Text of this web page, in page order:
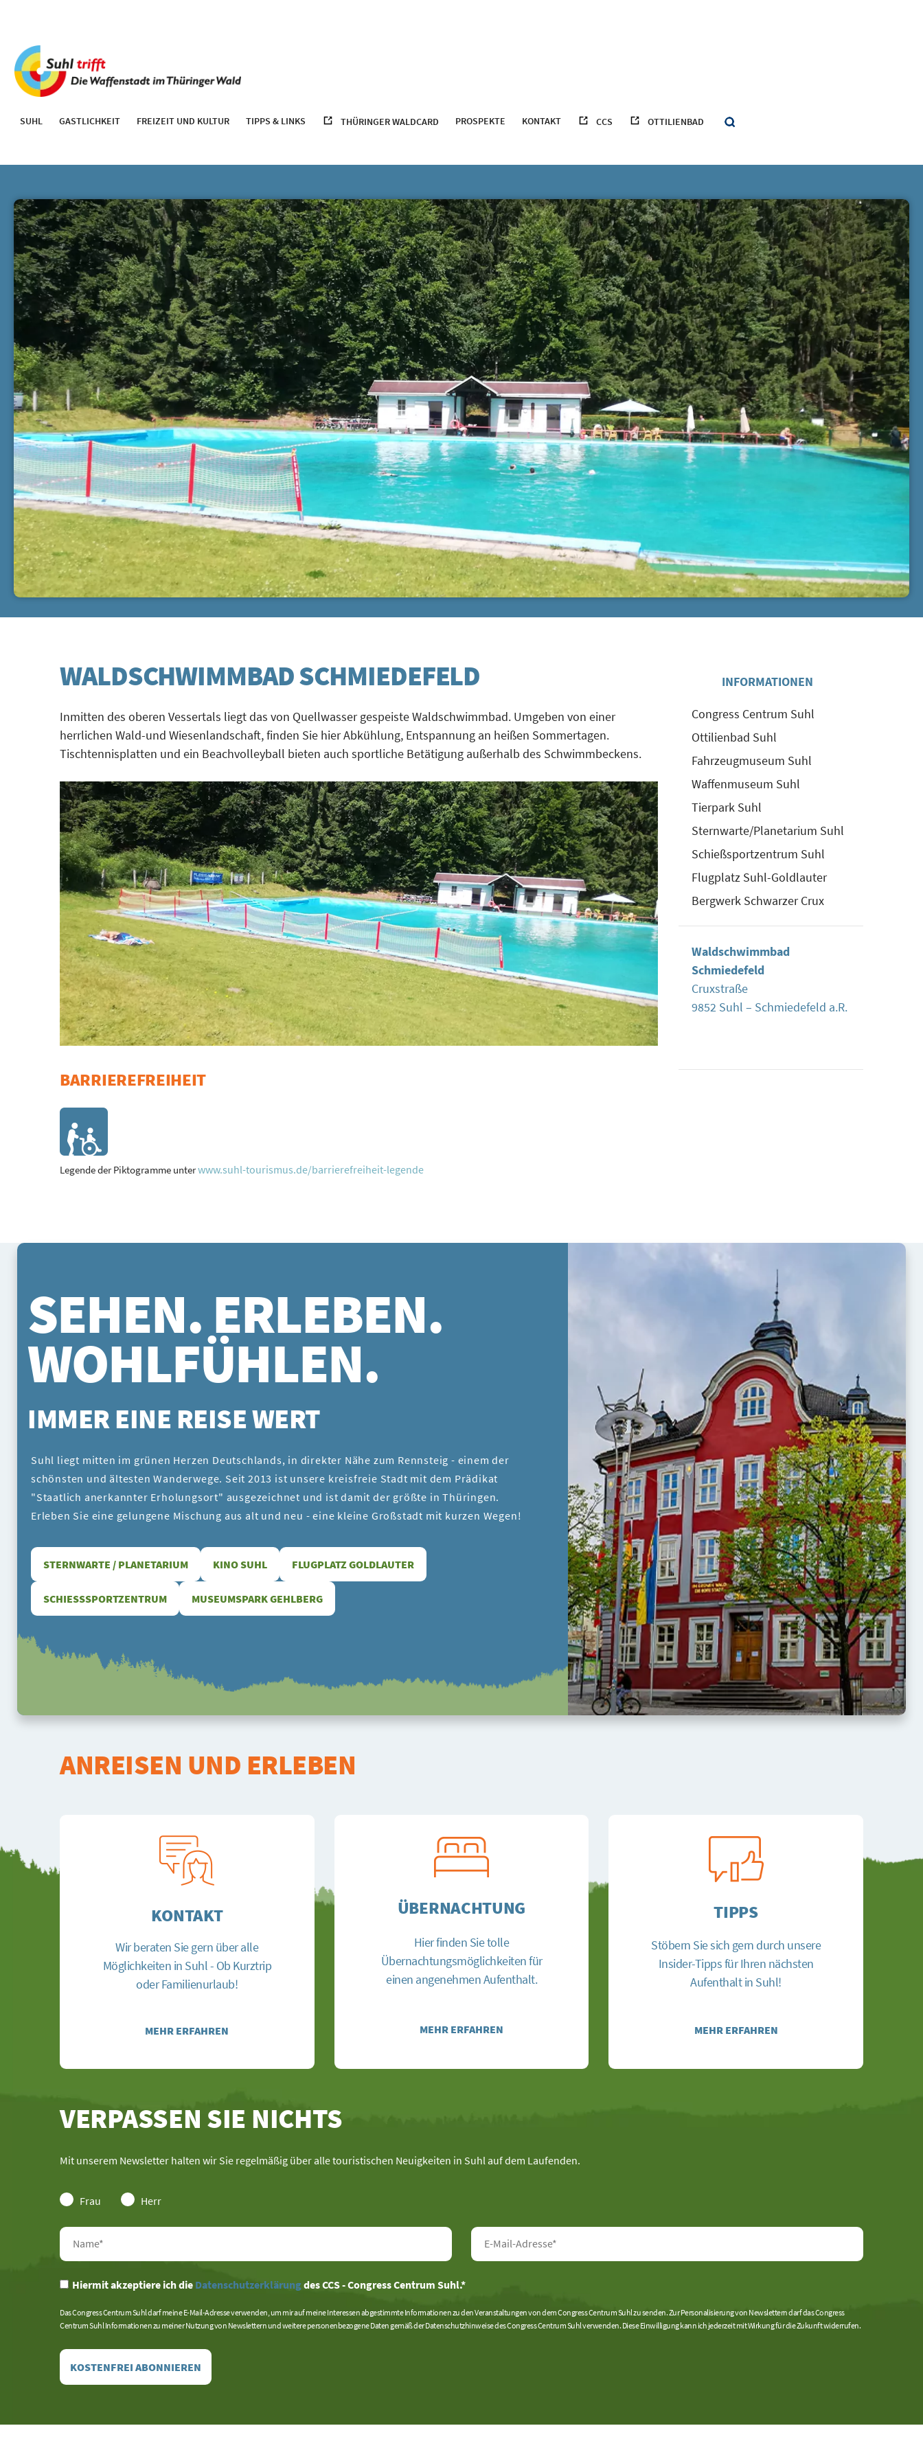
SUHL GASTLICHKEIT FREIZEIT UND KULTUR TIPPS & LINKS THÜRINGER WALDCARD PROSPEKTE KONTAKT CCS OTTILIENBAD
WALDSCHWIMMBAD SCHMIEDEFELD
Inmitten des oberen Vessertals liegt das von Quellwasser gespeiste Waldschwimmbad. Umgeben von einer
herrlichen Wald-und Wiesenlandschaft, finden Sie hier Abkühlung, Entspannung an heißen Sommertagen.
Tischtennisplatten und ein Beachvolleyball bieten auch sportliche Betätigung außerhalb des Schwimmbeckens.
BARRIEREFREIHEIT
Legende der Piktogramme unterwww.suhl-tourismus.de/barrierefreiheit-legende
INFORMATIONEN
Congress Centrum Suhl
Ottilienbad Suhl
Fahrzeugmuseum Suhl
Waffenmuseum Suhl
Tierpark Suhl
Sternwarte/Planetarium Suhl
Schießsportzentrum Suhl
Flugplatz Suhl-Goldlauter
Bergwerk Schwarzer Crux
Waldschwimmbad
Schmiedefeld
Cruxstraße
9852 Suhl – Schmiedefeld a.R.
SEHEN. ERLEBEN.
WOHLFÜHLEN.
IMMER EINE REISE WERT
Suhl liegt mitten im grünen Herzen Deutschlands, in direkter Nähe zum Rennsteig - einem der
schönsten und ältesten Wanderwege. Seit 2013 ist unsere kreisfreie Stadt mit dem Prädikat
"Staatlich anerkannter Erholungsort" ausgezeichnet und ist damit der größte in Thüringen.
Erleben Sie eine gelungene Mischung aus alt und neu - eine kleine Großstadt mit kurzen Wegen!
STERNWARTE / PLANETARIUM KINO SUHL FLUGPLATZ GOLDLAUTER
SCHIESSSPORTZENTRUM MUSEUMSPARK GEHLBERG
ANREISEN UND ERLEBEN
KONTAKT
Wir beraten Sie gern über alle
Möglichkeiten in Suhl - Ob Kurztrip
oder Familienurlaub!
MEHR ERFAHREN
ÜBERNACHTUNG
Hier finden Sie tolle
Übernachtungsmöglichkeiten für
einen angenehmen Aufenthalt.
MEHR ERFAHREN
TIPPS
Stöbern Sie sich gern durch unsere
Insider-Tipps für Ihren nächsten
Aufenthalt in Suhl!
MEHR ERFAHREN
VERPASSEN SIE NICHTS
Mit unserem Newsletter halten wir Sie regelmäßig über alle touristischen Neuigkeiten in Suhl auf dem Laufenden.
Frau Herr
Hiermit akzeptiere ich die Datenschutzerklärung des CCS - Congress Centrum Suhl.*
Das Congress Centrum Suhl darf meine E-Mail-Adresse verwenden, um mir auf meine Interessen abgestimmte Informationen zu den Veranstaltungen von dem Congress Centrum Suhl zu senden. Zur Personalisierung von Newslettern darf das Congress
Centrum Suhl Informationen zu meiner Nutzung von Newslettern und weitere personenbezogene Daten gemäß der Datenschutzhinweise des Congress Centrum Suhl verwenden. Diese Einwilligung kann ich jederzeit mit Wirkung für die Zukunft widerrufen.